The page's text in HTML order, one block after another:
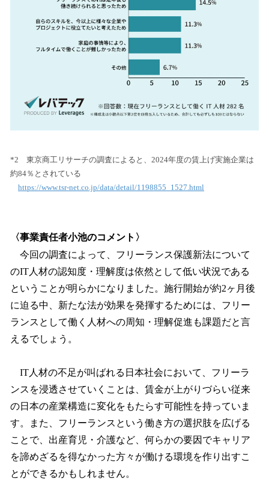
*2 東京商工リサーチの調査によると、2024年度の賃上げ実施企業は
約84％とされている
https://www.tsr-net.co.jp/data/detail/1198855_1527.html
〈事業責任者小池のコメント〉
今回の調査によって、フリーランス保護新法について
のIT人材の認知度・理解度は依然として低い状況である
ということが明らかになりました。施行開始が約2ヶ月後
に迫る中、新たな法が効果を発揮するためには、フリー
ランスとして働く人材への周知・理解促進も課題だと言
えるでしょう。
IT人材の不足が叫ばれる日本社会において、フリーラ
ンスを浸透させていくことは、賃金が上がりづらい従来
の日本の産業構造に変化をもたらす可能性を持っていま
す。また、フリーランスという働き方の選択肢を広げる
ことで、出産育児・介護など、何らかの要因でキャリア
を諦めざるを得なかった方々が働ける環境を作り出すこ
とができるかもしれません。